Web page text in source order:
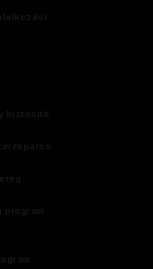
biztosító
program